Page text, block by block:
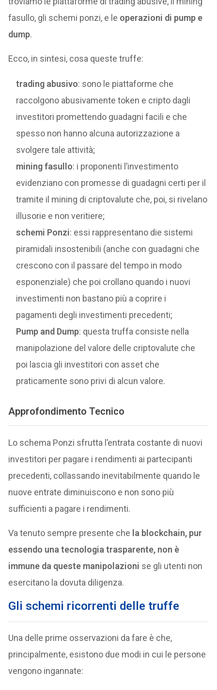
fasullo, gli schemi ponzi, e le operazioni di pump e
dump.
Ecco, in sintesi, cosa queste truffe:
trading abusivo: sono le piattaforme che
raccolgono abusivamente token e cripto dagli
investitori promettendo guadagni facili e che
spesso non hanno alcuna autorizzazione a
svolgere tale attività;
mining fasullo: i proponenti l’investimento
evidenziano con promesse di guadagni certi per il
tramite il mining di criptovalute che, poi, si rivelano
illusorie e non veritiere;
schemi Ponzi: essi rappresentano die sistemi
piramidali insostenibili (anche con guadagni che
crescono con il passare del tempo in modo
esponenziale) che poi crollano quando i nuovi
investimenti non bastano più a coprire i
pagamenti degli investimenti precedenti;
Pump and Dump: questa truffa consiste nella
manipolazione del valore delle criptovalute che
poi lascia gli investitori con asset che
praticamente sono privi di alcun valore.
Approfondimento Tecnico
Lo schema Ponzi sfrutta l’entrata costante di nuovi
investitori per pagare i rendimenti ai partecipanti
precedenti, collassando inevitabilmente quando le
nuove entrate diminuiscono e non sono più
sufficienti a pagare i rendimenti.
Va tenuto sempre presente che la blockchain, pur
essendo una tecnologia trasparente, non è
immune da queste manipolazioni se gli utenti non
esercitano la dovuta diligenza.
Gli schemi ricorrenti delle truffe
Una delle prime osservazioni da fare è che,
principalmente, esistono due modi in cui le persone
vengono ingannate: